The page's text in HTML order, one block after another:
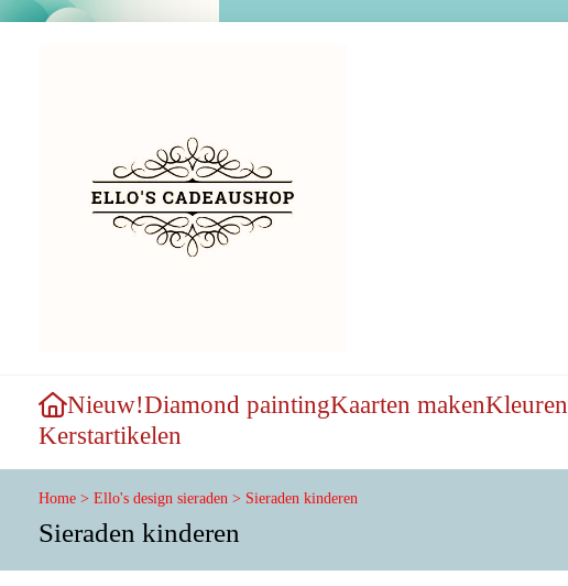
Nieuw!Diamond paintingKaarten makenKleuren
Kerstartikelen
Home > Ello's design sieraden > Sieraden kinderen
Sieraden kinderen